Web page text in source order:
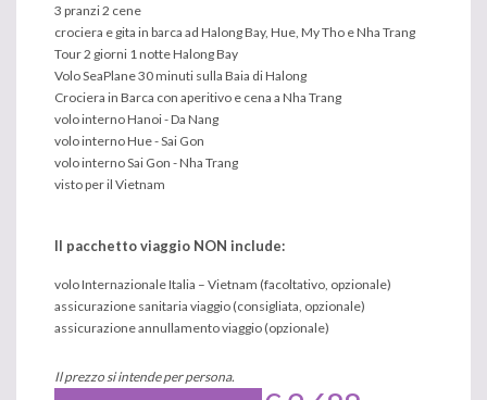
3 pranzi 2 cene
crociera e gita in barca ad Halong Bay, Hue, My Tho e Nha Trang
Tour 2 giorni 1 notte Halong Bay
Volo SeaPlane 30 minuti sulla Baia di Halong
Crociera in Barca con aperitivo e cena a Nha Trang
volo interno Hanoi - Da Nang
volo interno Hue - Sai Gon
volo interno Sai Gon - Nha Trang
visto per il Vietnam
Il pacchetto viaggio NON include:
volo Internazionale Italia – Vietnam (facoltativo, opzionale)
assicurazione sanitaria viaggio (consigliata, opzionale)
assicurazione annullamento viaggio (opzionale)
Il prezzo si intende per persona.